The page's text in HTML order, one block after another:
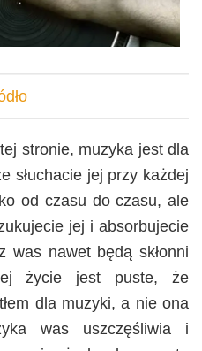
stronie, muzyka jest dla
słuchacie jej przy każdej
od czasu do czasu, ale
jej i absorbujecie
was nawet będą skłonni
życie jest puste, że
dla muzyki, a nie ona
was uszczęśliwia i